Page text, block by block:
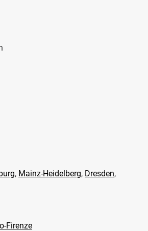
, Mainz-Heidelberg, Dresden,
Firenze